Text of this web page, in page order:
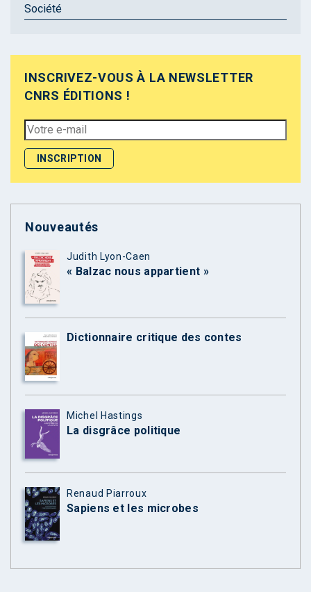
Société
INSCRIVEZ-VOUS À LA NEWSLETTER
CNRS ÉDITIONS !
Nouveautés
Judith Lyon-Caen
« Balzac nous appartient »
Dictionnaire critique des contes
Michel Hastings
La disgrâce politique
Renaud Piarroux
Sapiens et les microbes